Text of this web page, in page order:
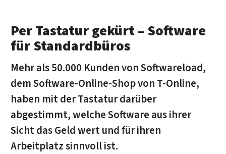
Per Tastatur gekürt – Software
für Standardbüros
Mehr als 50.000 Kunden von Softwareload,
dem Software-Online-Shop von T-Online,
haben mit der Tastatur darüber
abgestimmt, welche Software aus ihrer
Sicht das Geld wert und für ihren
Arbeitplatz sinnvoll ist.